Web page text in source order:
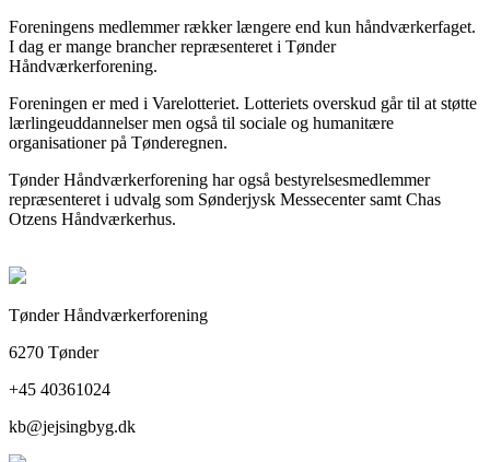
Foreningens medlemmer rækker længere end kun håndværkerfaget.
I dag er mange brancher repræsenteret i Tønder
Håndværkerforening.
Foreningen er med i Varelotteriet. Lotteriets overskud går til at støtte
lærlingeuddannelser men også til sociale og humanitære
organisationer på Tønderegnen.
Tønder Håndværkerforening har også bestyrelsesmedlemmer
repræsenteret i udvalg som Sønderjysk Messecenter samt Chas
Otzens Håndværkerhus.
Tønder Håndværkerforening
6270 Tønder
+45 40361024
kb@jejsingbyg.dk